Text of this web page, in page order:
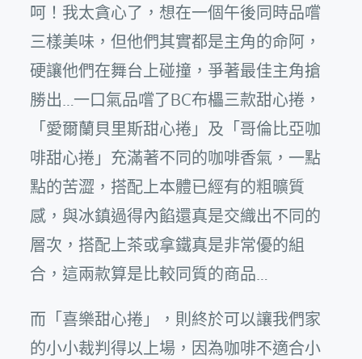
呵！我太貪心了，想在一個午後同時品嚐
三樣美味，但他們其實都是主角的命阿，
硬讓他們在舞台上碰撞，爭著最佳主角搶
勝出…一口氣品嚐了BC布櫑三款甜心捲，
「愛爾蘭貝里斯甜心捲」及「哥倫比亞咖
啡甜心捲」充滿著不同的咖啡香氣，一點
點的苦澀，搭配上本體已經有的粗曠質
感，與冰鎮過得內餡還真是交織出不同的
層次，搭配上茶或拿鐵真是非常優的組
合，這兩款算是比較同質的商品…
而「喜樂甜心捲」，則終於可以讓我們家
的小小裁判得以上場，因為咖啡不適合小